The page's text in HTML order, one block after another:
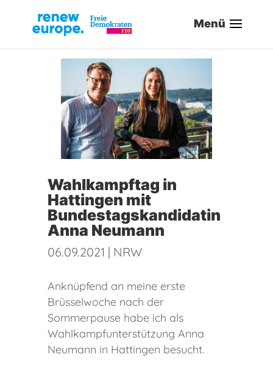
Wahlkampftag in
Hattingen mit
Bundestagskandidatin
Anna Neumann
06.09.2021 | NRW
Anknüpfend an meine erste
Brüsselwoche nach der
Sommerpause habe ich als
Wahlkampfunterstützung Anna
Neumann in Hattingen besucht.